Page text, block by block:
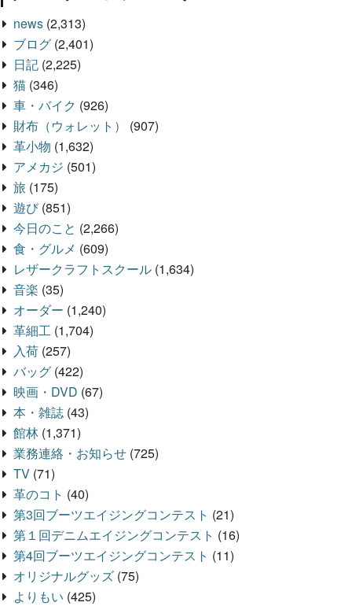
news (2,313)
ブログ (2,401)
日記 (2,225)
猫 (346)
車・バイク (926)
財布（ウォレット）
(907)
革小物 (1,632)
アメカジ (501)
旅 (175)
遊び(851)
今日のこと (2,266)
食・グルメ (609)
レザークラフトスクール (1,634)
音楽 (35)
オーダー (1,240)
革細工 (1,704)
入荷 (257)
バッグ (422)
映画・DVD (67)
本・雑誌 (43)
館林 (1,371)
業務連絡・お知らせ (725)
TV (71)
革のコト (40)
第3回ブーツエイジングコンテスト (21)
第１回デニムエイジングコンテスト (16)
第4回ブーツエイジングコンテスト (11)
オリジナルグッズ (75)
よりもい (425)